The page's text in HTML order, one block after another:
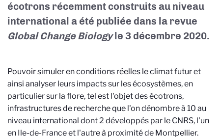
écotrons récemment construits au niveau
international a été publiée dans la revue
Global Change Biologyle 3 décembre 2020.
Pouvoir simuler en conditions réelles le climat futur et
ainsi analyser leurs impacts sur les écosystèmes, en
particulier sur la flore, tel est l'objet des écotrons,
infrastructures de recherche que l'on dénombre à 10 au
niveau international dont 2 développés par le CNRS, l'un
en Ile-de-France et l'autre à proximité de Montpellier.